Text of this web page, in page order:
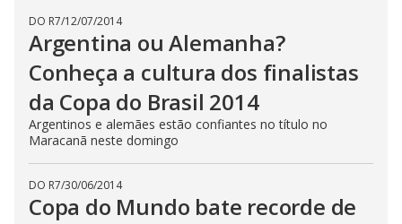
DO R7/12/07/2014
Argentina ou Alemanha?
Conheça a cultura dos finalistas
da Copa do Brasil 2014
Argentinos e alemães estão confiantes no título no
Maracanã neste domingo
DO R7/30/06/2014
Copa do Mundo bate recorde de